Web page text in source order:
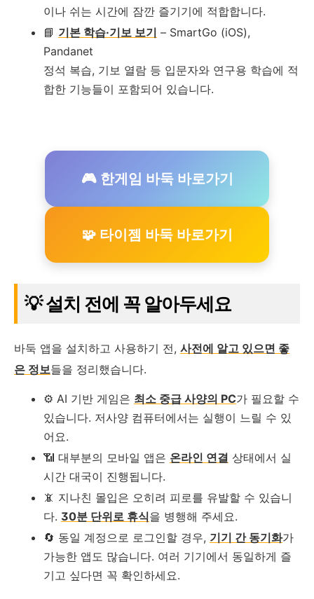
이나 쉬는 시간에 잠깐 즐기기에 적합합니다.
📘 기본 학습·기보 보기 – SmartGo (iOS),
Pandanet
정석 복습, 기보 열람 등 입문자와 연구용 학습에 적
합한 기능들이 포함되어 있습니다.
🎮 한게임 바둑 바로가기
🧩 타이젬 바둑 바로가기
💡 설치 전에 꼭 알아두세요
바둑 앱을 설치하고 사용하기 전, 사전에 알고 있으면 좋
은 정보들을 정리했습니다.
⚙️ AI 기반 게임은 최소 중급 사양의 PC가 필요할 수
있습니다. 저사양 컴퓨터에서는 실행이 느릴 수 있
어요.
📶 대부분의 모바일 앱은 온라인 연결 상태에서 실
시간 대국이 진행됩니다.
📵 지나친 몰입은 오히려 피로를 유발할 수 있습니
다. 30분 단위로 휴식을 병행해 주세요.
🔄 동일 계정으로 로그인할 경우, 기기 간 동기화가
가능한 앱도 많습니다. 여러 기기에서 동일하게 즐
기고 싶다면 꼭 확인하세요.